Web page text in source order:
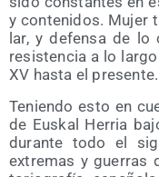
y con­te­ni­dos. Mujer
lar, y defen­sa de lo
resis­ten­cia a lo
XV has­ta el presente.
Tenien­do esto en
de Eus­kal Herria
duran­te todo el
extre­mas y gue­rras